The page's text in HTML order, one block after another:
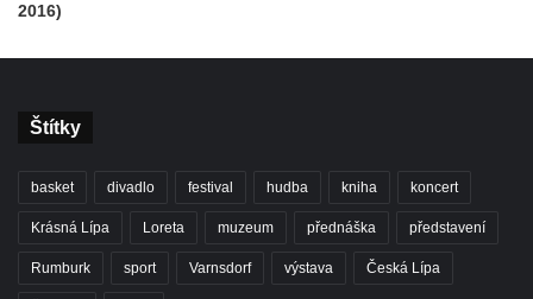
2016)
Štítky
basket divadlo festival hudba kniha koncert
Krásná Lípa Loreta muzeum přednáška představení
Rumburk sport Varnsdorf výstava Česká Lípa